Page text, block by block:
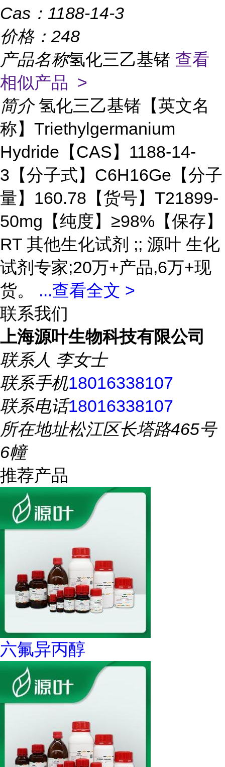
Cas： 1188-14-3
价格： 248
产品名称氢化三乙基锗 查看
相似产品 >
简介 氢化三乙基锗【英文名
称】Triethylgermanium
Hydride【CAS】1188-14-
3【分子式】C6H16Ge【分子
量】160.78【货号】T21899-
50mg【纯度】≥98%【保存】
RT 其他生化试剂 ;; 源叶 生化
试剂专家;20万+产品,6万+现
货。 ...查看全文 >
联系我们
上海源叶生物科技有限公司
联系人 李女士
联系手机18016338107
联系电话18016338107
所在地址松江区长塔路465号
6幢
推荐产品
六氟异丙醇